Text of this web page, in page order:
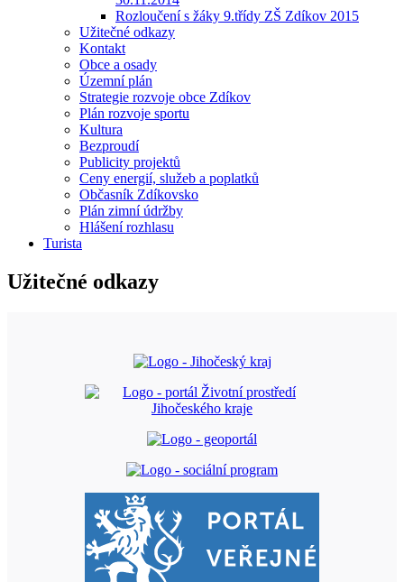
Rozloučení s žáky 9.třídy ZŠ Zdíkov 2015
Užitečné odkazy
Kontakt
Obce a osady
Územní plán
Strategie rozvoje obce Zdíkov
Plán rozvoje sportu
Kultura
Bezproudí
Publicity projektů
Ceny energií, služeb a poplatků
Občasník Zdíkovsko
Plán zimní údržby
Hlášení rozhlasu
Turista
Užitečné odkazy